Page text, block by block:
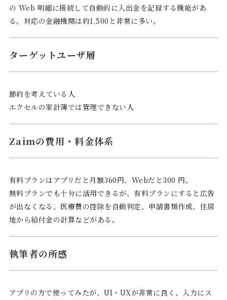
の Web 明細に接続して自動的に入出金を記録する機能があ
る。対応の金融機関は約1,500と非常に多い。
ターゲットユーザ層
節約を考えている人
エクセルの家計簿では管理できない人
Zaimの費用・料金体系
有料プランはアプリだと月額360円、Webだと300 円。
無料プランでも十分に活用できるが、有料プランにすると広告
が出なくなる、医療費の控除を自動判定、申請書類作成、住居
地から給付金の計算などがある。
執筆者の所感
アプリの方で使ってみたが、UI・UXが非常に良く、入力にス